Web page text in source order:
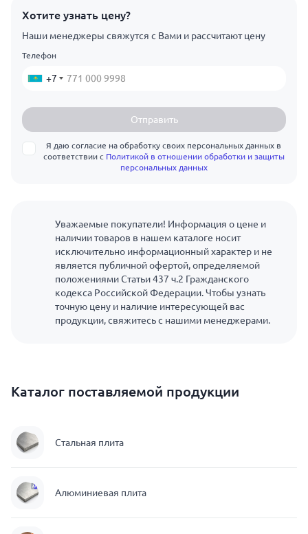
Хотите узнать цену?
Наши менеджеры свяжутся с Вами и рассчитают цену
Телефон
+7
Отправить
Я даю согласие на обработку своих персональных данных в
соответствии с Политикой в отношении обработки и защиты
персональных данных
Уважаемые покупатели! Информация о цене и
наличии товаров в нашем каталоге носит
исключительно информационный характер и не
является публичной офертой, определяемой
положениями Статьи 437 ч.2 Гражданского
кодекса Российской Федерации. Чтобы узнать
точную цену и наличие интересующей вас
продукции, свяжитесь с нашими менеджерами.
Каталог поставляемой продукции
Стальная плита
Алюминиевая плита